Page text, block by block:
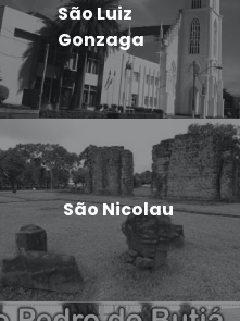
São Luiz
Gonzaga
São Nicolau